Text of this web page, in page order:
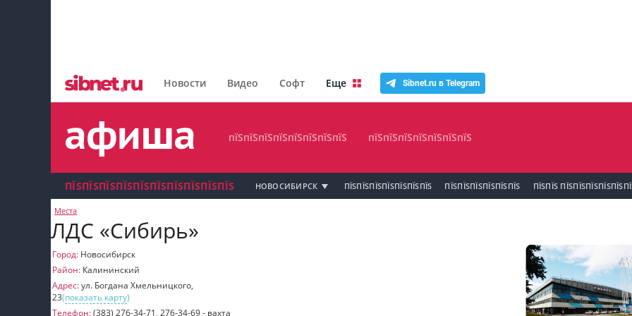
Новости Видео Софт Еще Sibnet.ru в Telegram
пїЅпїЅпїЅпїЅпїЅпїЅпїЅпїЅ
пїЅпїЅпїЅпїЅпїЅпїЅпїЅ
пїЅпїЅпїЅ пїЅпїЅпїЅпїЅпїЅпїЅпїЅ пїЅпїЅ
пїЅпїЅпїЅпїЅпїЅ
пїЅпїЅпїЅ пїЅпїЅпїЅпїЅпїЅпїЅпїЅ
пїЅпїЅпїЅпїЅпїЅпїЅпїЅпїЅ пїЅпїЅпїЅпїЅпїЅпїЅпїЅ
ПЇЅПЇЅПЇЅПЇЅПЇЅПЇЅПЇЅПЇЅПЇЅПЇЅ НОВОСИБИРСК ПЇЅПЇЅПЇЅПЇЅПЇЅПЇЅПЇЅ ПЇЅПЇЅПЇЅПЇЅПЇЅПЇЅ ПЇЅПЇЅ
Места
ЛДС «Сибирь»
Город: Новосибирск
Район: Калининский
Адрес:ул. Богдана Хмельницкого,
23(показать карту)
Телефон:(383) 276-34-71, 276-34-69 - вахта